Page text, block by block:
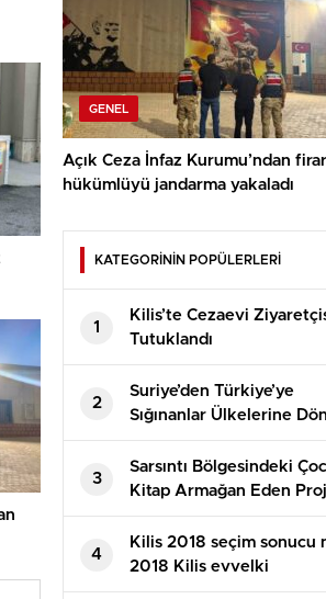
GENEL
Açık Ceza İnfaz Kurumu’ndan
hükümlüyü jandarma yakaladı
KATEGORİNİN POPÜLERLERİ
1
Kilis’te Cezaevi
Tutuklandı
2
Suriye’den Türkiye’ye
Sığınanlar Ülkelerine
Yapıyor
3
Sarsıntı Bölgesindeki
Kitap Armağan Eden
4
Kilis 2018 seçim sonucu
2018 Kilis evvelki
Cumhurbaşkanlığı